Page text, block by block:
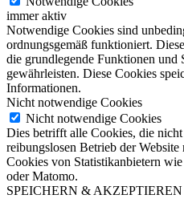
immer aktiv
Notwendige Cookies sind
ordnungsgemäß funktioniert.
die grundlegende Funktionen und
gewährleisten. Diese Cookies
Informationen.
Nicht notwendige Cookies
Nicht notwendige Cookies
Dies betrifft alle Cookies, die
reibungslosen Betrieb der
Cookies von Statistikanbietern
oder Matomo.
SPEICHERN & AKZEPTIEREN